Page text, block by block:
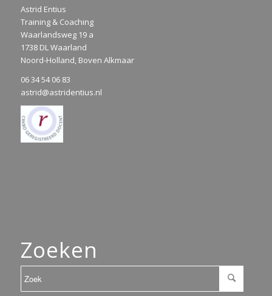
Astrid Entius
Training & Coaching
Waarlandsweg 19 a
1738 DL Waarland
Noord-Holland, Boven Alkmaar
06 34 54 06 83
astrid@astridentius.nl
Zoeken